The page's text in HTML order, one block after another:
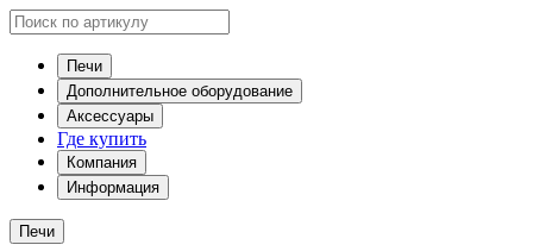
Печи
Дополнительное оборудование
Аксессуары
Где купить
Компания
Информация
Печи